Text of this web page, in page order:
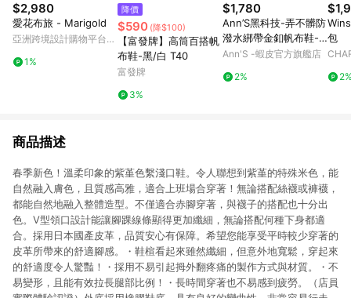
$2,980
愛花布旅 - Marigold
亞洲跨境設計購物平台
1%
降價
$590 (降$100)
【富發牌】高筒百搭帆
布鞋-黑/白 T40
富發牌
3%
$1,780
Ann’S黑科技-弄不髒防
潑水綁帶金釦帆布鞋-
黑
Ann'S -蝦皮官方旗艦店
2%
包
商品描述
春季新色！溫柔印象的紫堇色繫淺口鞋。令人聯想到紫堇的特殊米色，能
自然融入膚色，且質感高雅，適合上班場合穿著！無論搭配絲襪或褲襪，
都能自然地融入整體造型。不僅適合赤腳穿著，與襪子的搭配也十分出
色。V型領口設計能讓腳踝線條顯得更加纖細，無論搭配何種下身都適
合。採用日本國產皮革，品質安心有保障。希望您能享受平時較少穿著的
皮革所帶來的舒適腳感。・鞋楦看起來雖然纖細，但意外地寬鬆，穿起來
的舒適度令人驚豔！・採用不易引起拇外翻疼痛的製作方式與材質。・不
易變形，且能有效拉長腿部比例！・長時間穿著也不易感到疲勞。（店員